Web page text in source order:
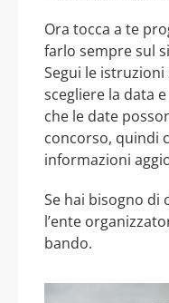
Ora tocca a te
farlo sempre sul
Segui le
scegliere la data
che le date
concorso, quindi
informazioni
Se hai bisogno
l’ente
bando.